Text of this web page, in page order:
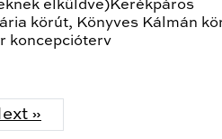
elküldve)Kerékpáros
körút, Könyves Kálmán
koncepcióterv
»